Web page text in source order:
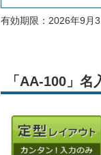
有効期限：2026年9月
「AA-100」